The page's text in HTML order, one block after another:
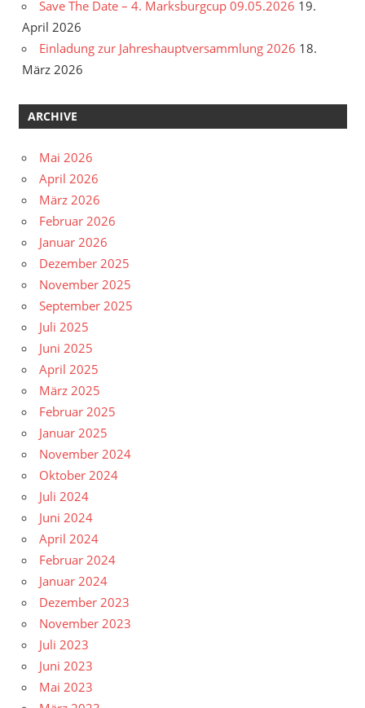
Save The Date – 4. Marksburgcup 09.05.2026 19.
April 2026
Einladung zur Jahreshauptversammlung 2026 18.
März 2026
ARCHIVE
Mai 2026
April 2026
März 2026
Februar 2026
Januar 2026
Dezember 2025
November 2025
September 2025
Juli 2025
Juni 2025
April 2025
März 2025
Februar 2025
Januar 2025
November 2024
Oktober 2024
Juli 2024
Juni 2024
April 2024
Februar 2024
Januar 2024
Dezember 2023
November 2023
Juli 2023
Juni 2023
Mai 2023